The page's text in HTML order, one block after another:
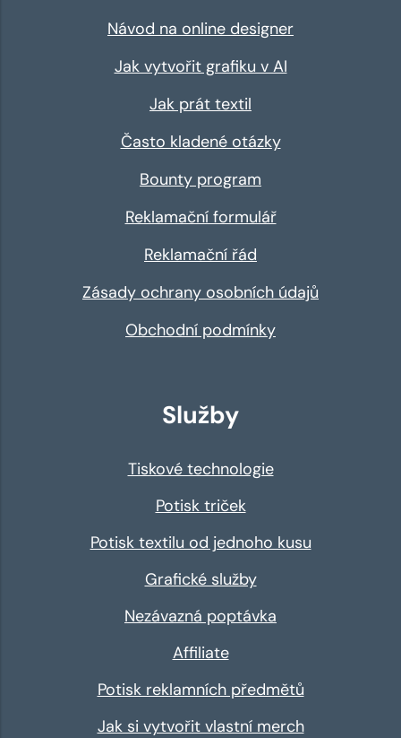
Návod na online designer
Jak vytvořit grafiku v AI
Jak prát textil
Často kladené otázky
Bounty program
Reklamační formulář
Reklamační řád
Zásady ochrany osobních údajů
Obchodní podmínky
Služby
Tiskové technologie
Potisk triček
Potisk textilu od jednoho kusu
Grafické služby
Nezávazná poptávka
Affiliate
Potisk reklamních předmětů
Jak si vytvořit vlastní merch